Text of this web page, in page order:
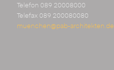
Telefon 089 20008000
Telefax 089 200080080
muenchen@pab-architekten.de